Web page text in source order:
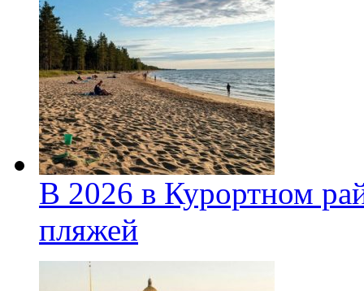
В 2026 в Курортном
пляжей